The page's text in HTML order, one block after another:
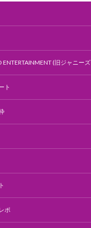
ENTERTAINMENT (旧ジャニーズ
ト
ポ